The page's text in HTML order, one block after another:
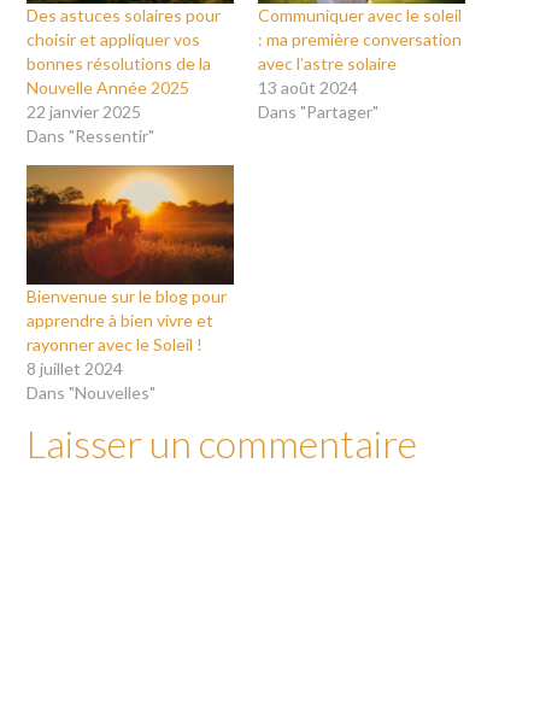
Des astuces solaires pour
choisir et appliquer vos
bonnes résolutions de la
Nouvelle Année 2025
22 janvier 2025
Dans "Ressentir"
Communiquer avec le soleil
: ma première conversation
avec l’astre solaire
13 août 2024
Dans "Partager"
Bienvenue sur le blog pour
apprendre à bien vivre et
rayonner avec le Soleil !
8 juillet 2024
Dans "Nouvelles"
Laisser un commentaire